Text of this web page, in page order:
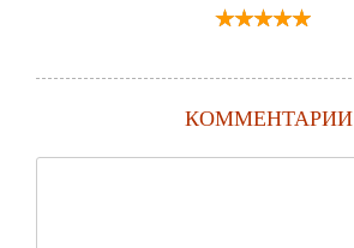
КОММЕНТАРИИ